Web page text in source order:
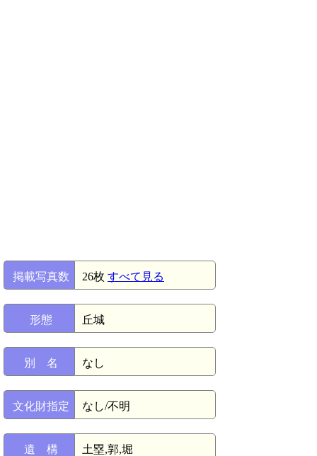
掲載写真数 26枚 すべて見る
形態 丘城
別 名 なし
文化財指定 なし/不明
遺 構 土塁,郭,堀